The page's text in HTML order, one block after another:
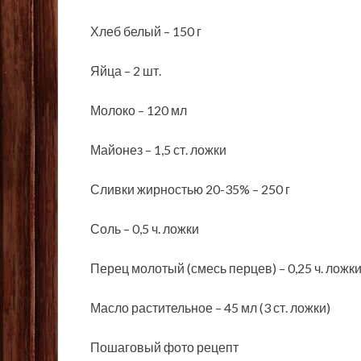
Хлеб белый – 150 г
Яйца – 2 шт.
Молоко – 120 мл
Майонез – 1,5 ст. ложки
Сливки жирностью 20-35% – 250 г
Соль – 0,5 ч. ложки
Перец молотый (смесь перцев) – 0,25 ч. ложки
Масло растительное – 45 мл (3 ст. ложки)
Пошаговый фото рецепт